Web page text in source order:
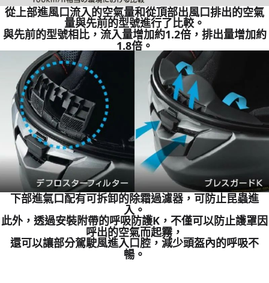
從上部進風口流入的空氣量和從頂部出風口排出的空氣
量與先前的型號進行了比較。
與先前的型號相比，流入量增加約1.2倍，排出量增加約
1.8倍。
下部進氣口配有可拆卸的除霜過濾器，可防止昆蟲進
入。
此外，透過安裝附帶的呼吸防護K，不僅可以防止護罩因
呼出的空氣而起霧，
還可以讓部分駕駛風進入口腔，減少頭盔內的呼吸不
暢。